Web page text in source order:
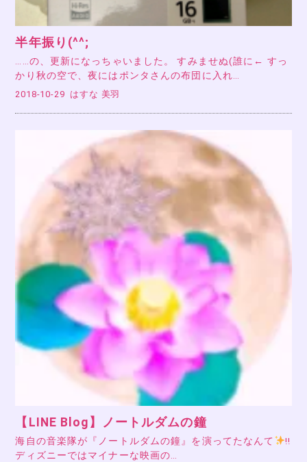
半年振り(^^;
……の、更新になっちゃいました。 すみませぬ(誰に← すっ
かり秋の空で、夜にはポンタさんの布団に入れ…
2018-10-29 はすな 美羽
【LINE Blog】ノートルダムの鐘
海自の音楽隊が『ノートルダムの鐘』を演ってたなんて
!!
ディズニーではマイナーな映画の…